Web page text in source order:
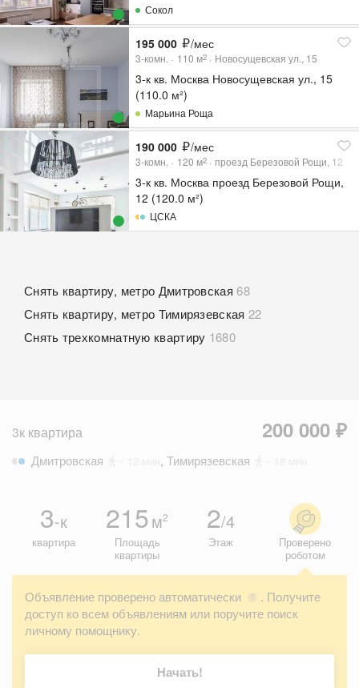
Сокол
195 000 /мес
3-комн. 110 м2 Новосущевская ул., 15
3-к кв. Москва Новосущевская ул., 15
(110.0 м²)
Марьина Роща
190 000 /мес
3-комн. 120 м2 проезд Березовой Рощи, 12
3-к кв. Москва проезд Березовой Рощи,
12 (120.0 м²)
ЦСКА
Снять квартиру, метро Дмитровская 68
Снять квартиру, метро Тимирязевская 22
Снять трехкомнатную квартиру 1680
3к квартира 200 000 ₽
Дмитровская , Тимирязевская
3-к
квартира
215м2
Площадь
квартиры
2/4
Этаж
Проверено
роботом
Объявление проверено автоматически ?
. Получите
доступ ко всем объявлениям или поручите поиск
личному помощнику.
Начать!